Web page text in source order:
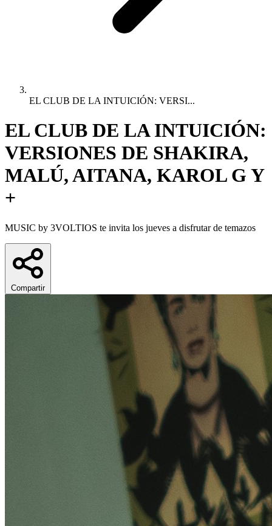
EL CLUB DE LA INTUICIÓN: VERSI...
EL CLUB DE LA INTUICIÓN:
VERSIONES DE SHAKIRA,
MALÚ, AITANA, KAROL G Y
+
MUSIC by 3VOLTIOS te invita los jueves a disfrutar de temazos
Compartir